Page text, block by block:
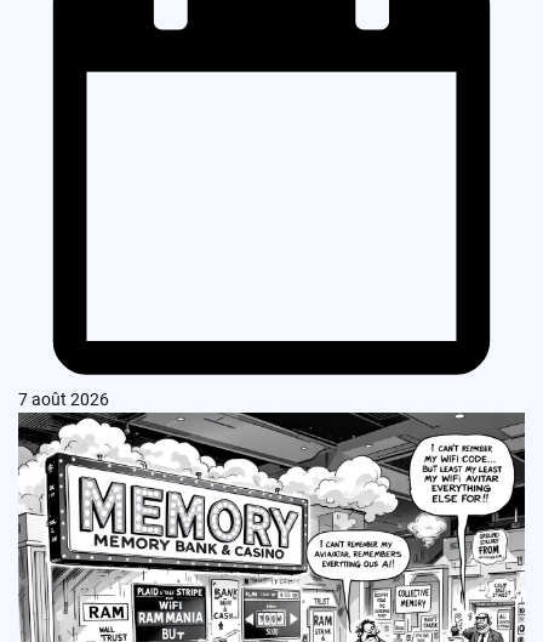
7 août 2026